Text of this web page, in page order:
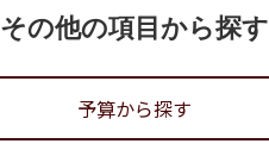
その他の項目から探す
予算から探す